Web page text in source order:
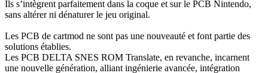
Ils s’intègrent parfaitement dans la coque et sur le PCB Nintendo,
sans altérer ni dénaturer le jeu original.
Les PCB de cartmod ne sont pas une nouveauté et font partie des
solutions établies.
Les PCB DELTA SNES ROM Translate, en revanche, incarnent
une nouvelle génération, alliant ingénierie avancée, intégration